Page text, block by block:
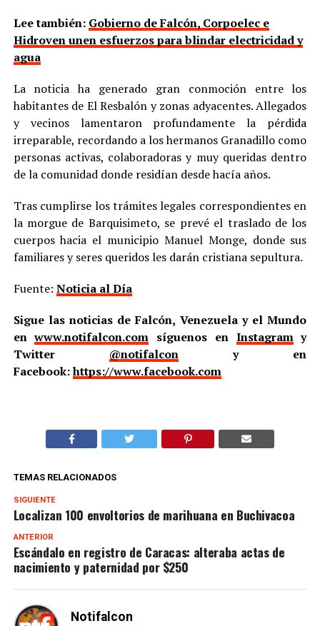
Lee también: Gobierno de Falcón, Corpoelec e
Hidroven unen esfuerzos para blindar electricidad y
agua
La noticia ha generado gran conmoción entre los
habitantes de El Resbalón y zonas adyacentes. Allegados
y vecinos lamentaron profundamente la pérdida
irreparable, recordando a los hermanos Granadillo como
personas activas, colaboradoras y muy queridas dentro
de la comunidad donde residían desde hacía años.
Tras cumplirse los trámites legales correspondientes en
la morgue de Barquisimeto, se prevé el traslado de los
cuerpos hacia el municipio Manuel Monge, donde sus
familiares y seres queridos les darán cristiana sepultura.
Fuente: Noticia al Día
Sigue las noticias de Falcón, Venezuela y el Mundo
enwww.notifalcon.com síguenos en Instagramy
Twitter @notifalcony en
Facebook:https://www.facebook.com
TEMAS RELACIONADOS
SIGUIENTE
Localizan 100 envoltorios de marihuana en Buchivacoa
ANTERIOR
Escándalo en registro de Caracas: alteraba actas de
nacimiento y paternidad por $250
Notifalcon